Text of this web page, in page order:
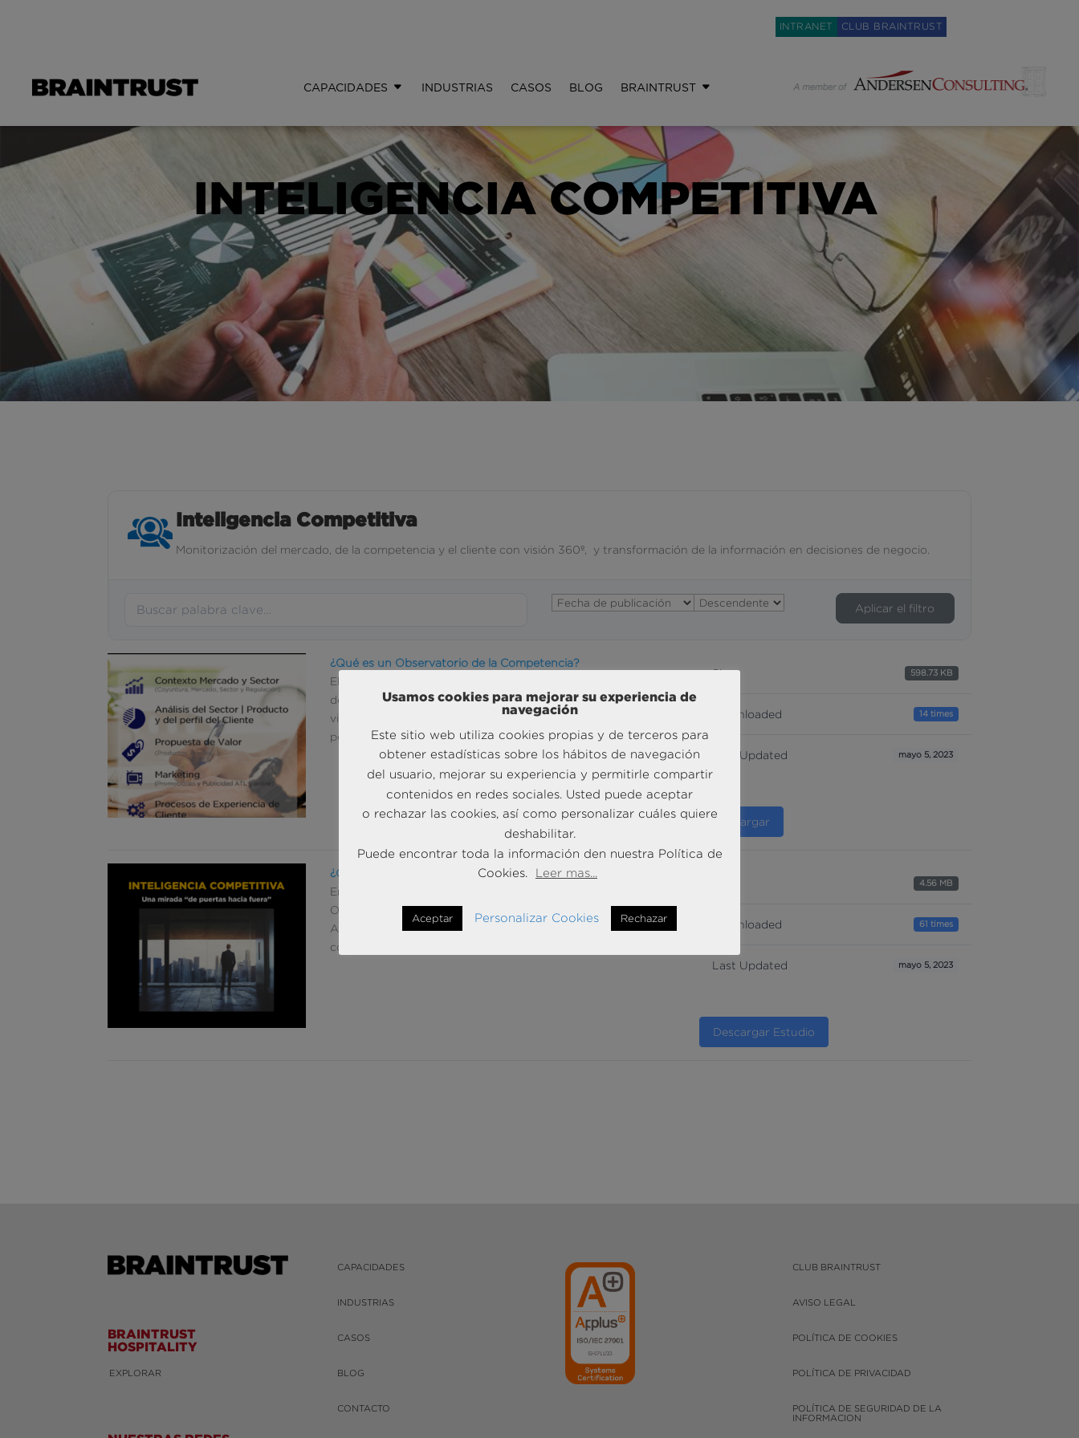
INTRANET CLUB BRAINTRUST
CAPACIDADES INDUSTRIAS CASOS BLOG BRAINTRUST
INTELIGENCIA COMPETITIVA
Inteligencia Competitiva
Monitorización del mercado, de la competencia y el cliente con visión 360º, y transformación de la información en decisiones de negocio.
Aplicar el filtro
¿Qué es un Observatorio de la Competencia?
El "Observatorio de la Competencia" es una metodología
desarrollada y contrastada por BRAINTRUST, que recoge una
visión 360º global y resumida de la situación del mercado y del
posicionamiento y performance...
Size 598.73 KB
Downloaded 14 times
Last Updated mayo 5, 2023
Descargar
¿Qué es la "Inteligencia Competitiva"?
En BRAINTRUST somos expertos en la realización de
Observatorios de Competencia, Mesas de Competencia y
Análisis Sectoriales, metodologías clave de la inteligencia
competitiva. Muchas empresas gastan...
4.56 MB
Downloaded 61 times
Last Updated mayo 5, 2023
Descargar Estudio
BRAINTRUST
HOSPITALITY
EXPLORAR
CAPACIDADES
INDUSTRIAS
CASOS
BLOG
CONTACTO
CLUB BRAINTRUST
AVISO LEGAL
POLÍTICA DE COOKIES
POLÍTICA DE PRIVACIDAD
POLÍTICA DE SEGURIDAD DE LA
INFORMACION
Usamos cookies para mejorar su experiencia de
navegación
Este sitio web utiliza cookies propias y de terceros para
obtener estadísticas sobre los hábitos de navegación
del usuario, mejorar su experiencia y permitirle compartir
contenidos en redes sociales. Usted puede aceptar
o rechazar las cookies, así como personalizar cuáles quiere
deshabilitar.
Puede encontrar toda la información den nuestra Política de
Cookies.
Leer mas...
Aceptar Personalizar Cookies Rechazar